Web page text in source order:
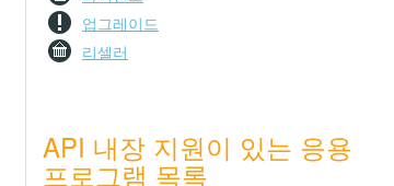
업그레이드
리셀러
API 내장 지원이 있는 응용
프로그램 목록